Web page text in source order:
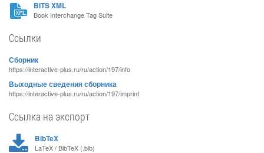
BITS XML
Book Interchange Tag Suite
Ссылки
Сборник
https://interactive-plus.ru/ru/action/197/info
Выходные сведения сборника
https://interactive-plus.ru/ru/action/197/imprint
Ссылка на экспорт
BibTeX
LaTeX / BibTeX (.bib)